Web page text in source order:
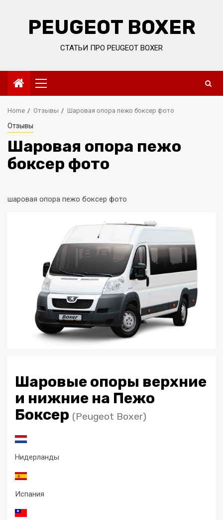
PEUGEOT BOXER
СТАТЬИ ПРО PEUGEOT BOXER
Primary
Menu
Home Отзывы Шаровая опора пежо боксер фото
Отзывы
Шаровая опора пежо
боксер фото
шаровая опора пежо боксер фото
Шаровые опоры верхние
и нижние на Пежо
Боксер (Peugeot Boxer)
Нидерланды
Испания